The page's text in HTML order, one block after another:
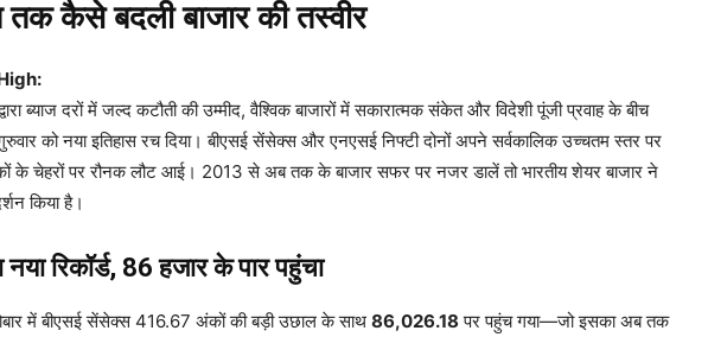
कैसे बदली बाजार की तस्वीर
ब्याज दरों में जल्द कटौती की उम्मीद, वैश्विक बाजारों में सकारात्मक संकेत और विदेशी पूंजी प्रवाह के बीच
को नया इतिहास रच दिया। बीएसई सेंसेक्स और एनएसई निफ्टी दोनों अपने सर्वकालिक उच्चतम स्तर पर
के चेहरों पर रौनक लौट आई। 2013 से अब तक के बाजार सफर पर नजर डालें तो भारतीय शेयर बाजार ने
किया है।
रिकॉर्ड, 86 हजार के पार पहुंचा
में बीएसई सेंसेक्स 416.67 अंकों की बड़ी उछाल के साथ 86,026.18 पर पहुंच गया—जो इसका अब तक